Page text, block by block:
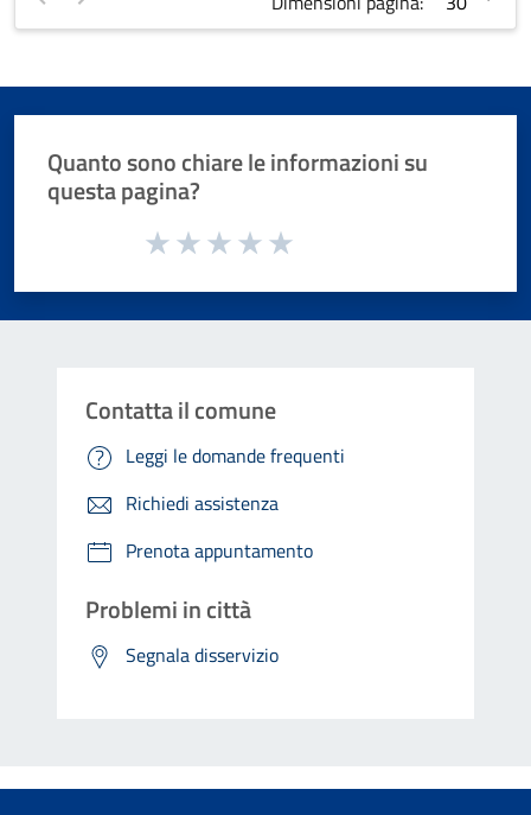
Quanto sono chiare le informazioni su
questa pagina?
Valuta da 1 a 5 stelle la pagina
Contatta il comune
Leggi le domande frequenti
Richiedi assistenza
Prenota appuntamento
Problemi in città
Segnala disservizio